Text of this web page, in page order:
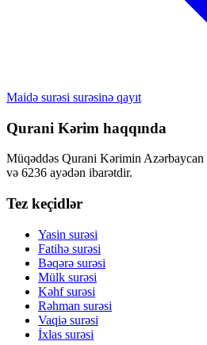
Maidə surəsi surəsinə qayıt
Qurani Kərim haqqında
Müqəddəs Qurani Kərimin Azərbaycan
və 6236 ayədən ibarətdir.
Tez keçidlər
Yasin surəsi
Fatihə surəsi
Bəqərə surəsi
Mülk surəsi
Kəhf surəsi
Rəhman surəsi
Vaqiə surəsi
İxlas surəsi